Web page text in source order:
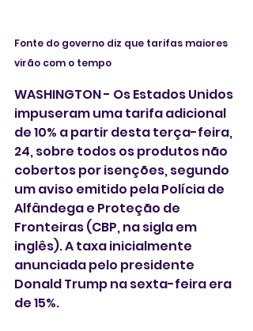
Fonte do governo diz que tarifas maiores
virão com o tempo
WASHINGTON - Os Estados Unidos
impuseram uma tarifa adicional
‌de 10% a partir desta terça-feira,
24, sobre todos os produtos não
cobertos por isenções, segundo
um aviso emitido pela Polícia de
Alfândega e Proteção de
Fronteiras (CBP, na sigla em
inglês). A taxa inicialmente
anunciada pelo presidente
Donald Trump na sexta-feira era
de 15%.